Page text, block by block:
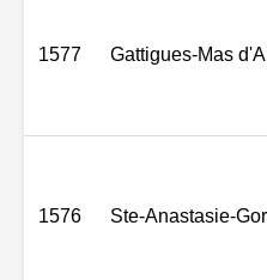
1577 Gattigues-Mas
1576 Ste-Anastasie-